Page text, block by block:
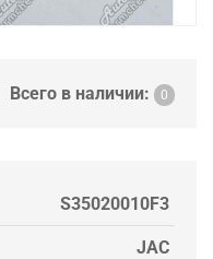
Всего в наличии: 0
S35020010F3
JAC